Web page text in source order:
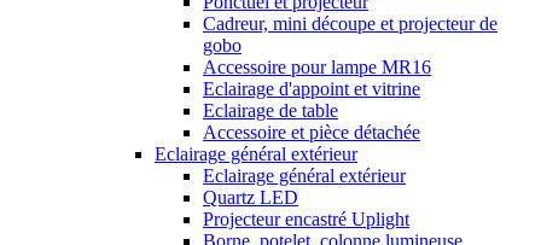
Cadreur, mini découpe et projecteur de
gobo
Accessoire pour lampe MR16
Eclairage d'appoint et vitrine
Eclairage de table
Accessoire et pièce détachée
Eclairage général extérieur
Eclairage général extérieur
Quartz LED
Projecteur encastré Uplight
Borne, potelet, colonne lumineuse